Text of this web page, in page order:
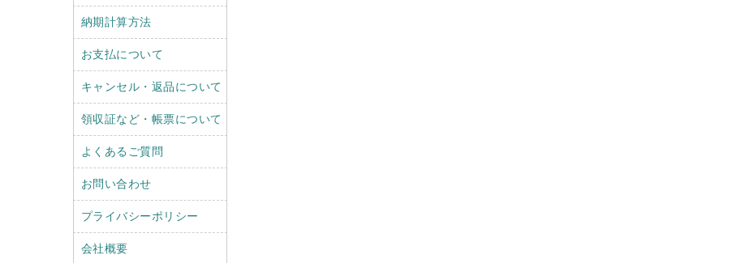
納期計算方法
お支払について
キャンセル・返品について
領収証など・帳票について
よくあるご質問
お問い合わせ
プライバシーポリシー
会社概要